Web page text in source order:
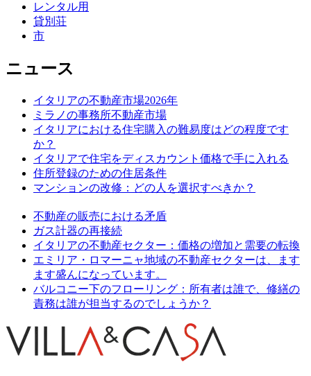
レンタル用
貸別荘
市
ニュース
イタリアの不動産市場2026年
ミラノの事務所不動産市場
イタリアにおける住宅購入の難易度はどの程度です
か？
イタリアで住宅をディスカウント価格で手に入れる
住所登録のための住居条件
マンションの改修：どの人を選択すべきか？
不動産の販売における矛盾
ガス計器の再接続
イタリアの不動産セクター：価格の増加と需要の転換
エミリア・ロマーニャ地域の不動産セクターは、ます
ます盛んになっています。
バルコニー下のフローリング：所有者は誰で、修繕の
責務は誰が担当するのでしょうか？